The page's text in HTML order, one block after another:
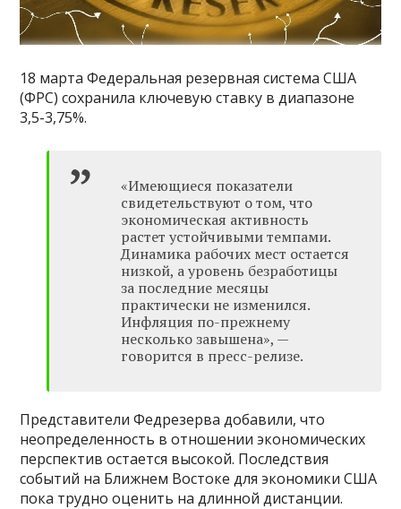
18 марта Федеральная резервная система США
(ФРС) сохранила ключевую ставку в диапазоне
3,5-3,75%.
«Имеющиеся показатели
свидетельствуют о том, что
экономическая активность
растет устойчивыми темпами.
Динамика рабочих мест остается
низкой, а уровень безработицы
за последние месяцы
практически не изменился.
Инфляция по-прежнему
несколько завышена», —
говорится в пресс-релизе.
Представители Федрезерва добавили, что
неопределенность в отношении экономических
перспектив остается высокой. Последствия
событий на Ближнем Востоке для экономики США
пока трудно оценить на длинной дистанции.